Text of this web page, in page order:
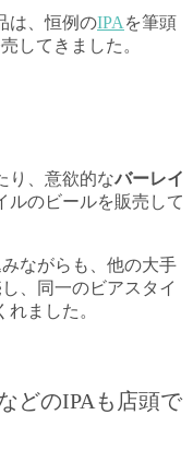
は、恒例のIPA を筆頭
してきました。
り、意欲的なバーレイ
ルのビールを販売して
ながらも、他の大手
、同一のビアスタイ
ました。
どのIPAも店頭で